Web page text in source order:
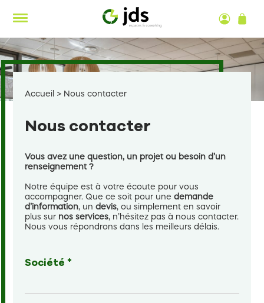
contenu
s
Accueil > Nous contacter
Nous contacter
Vous avez une question, un projet ou besoin d’un
renseignement ?
Notre équipe est à votre écoute pour vous
accompagner. Que ce soit pour unedemande
d’information, undevis, ou simplement en savoir
plus sur nos services, n’hésitez pas à nous contacter.
Nous vous répondrons dans les meilleurs délais.
Société *